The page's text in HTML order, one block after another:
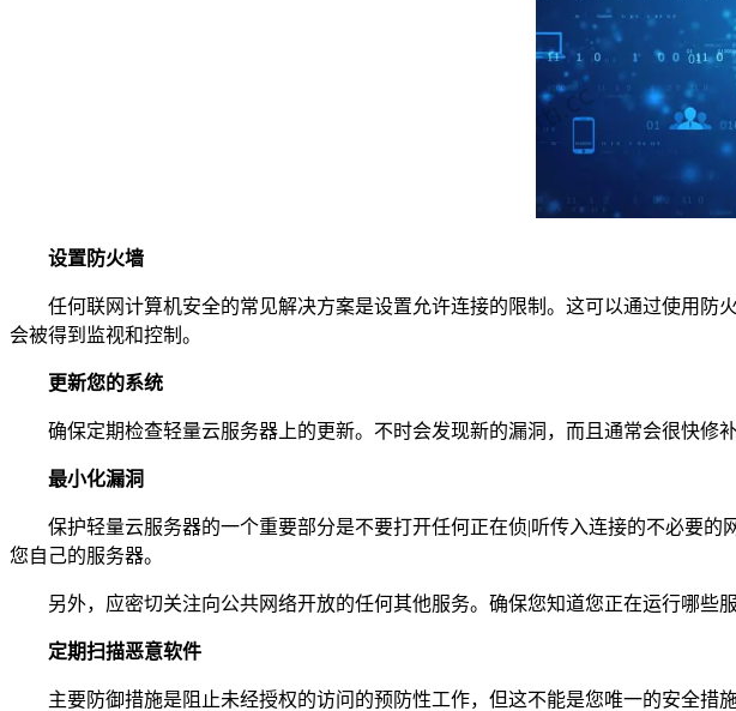
设置防火墙
任何联网计算机安全的常见解决方案是设置允许连接的限制。这可以通过使用防
会被得到监视和控制。
更新您的系统
确保定期检查轻量云服务器上的更新。不时会发现新的漏洞，而且通常会很快修
最小化漏洞
保护轻量云服务器的一个重要部分是不要打开任何正在侦|听传入连接的不必要的
您自己的服务器。
另外，应密切关注向公共网络开放的任何其他服务。确保您知道您正在运行哪些
定期扫描恶意软件
主要防御措施是阻止未经授权的访问的预防性工作，但这不能是您唯一的安全措